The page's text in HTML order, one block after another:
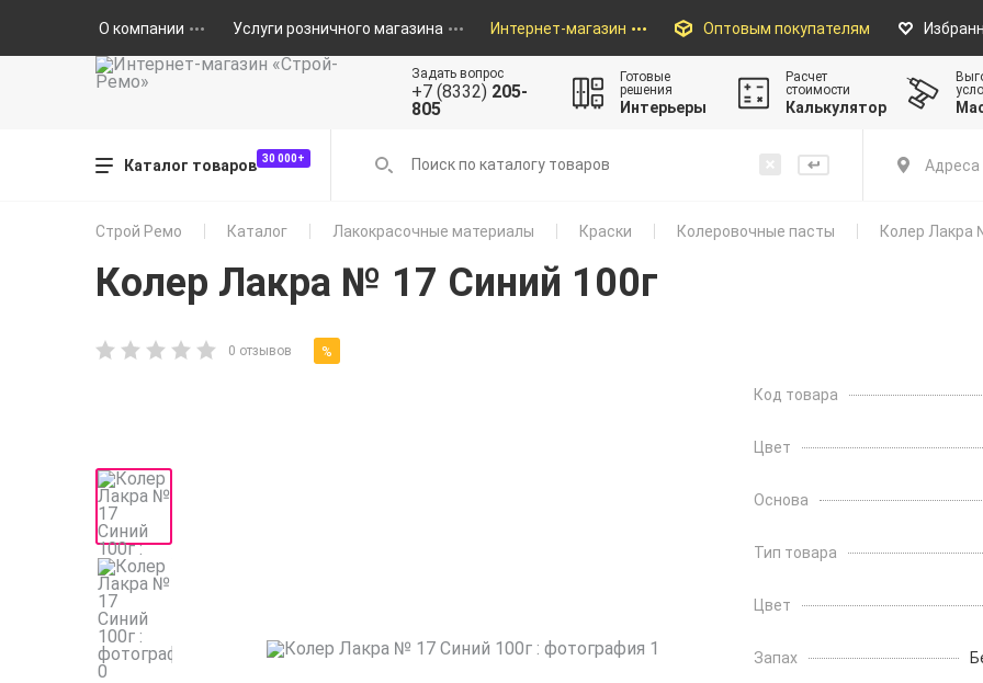
О компании Услуги розничного магазина Интернет-магазин Оптовым покупателям
Задать вопрос
+7 (8332) 205-
805
Готовые
решения
Интерьеры
Расчет
стоимости
Калькулятор
Каталог товаров 30 000+ Адреса
Строй Ремо Каталог Лакокрасочные материалы Краски Колеровочные пасты Колер Лакра
Колер Лакра № 17 Синий 100г
0 отзывов %
Код товара
Цвет
Основа
Тип товара
Цвет
Запах